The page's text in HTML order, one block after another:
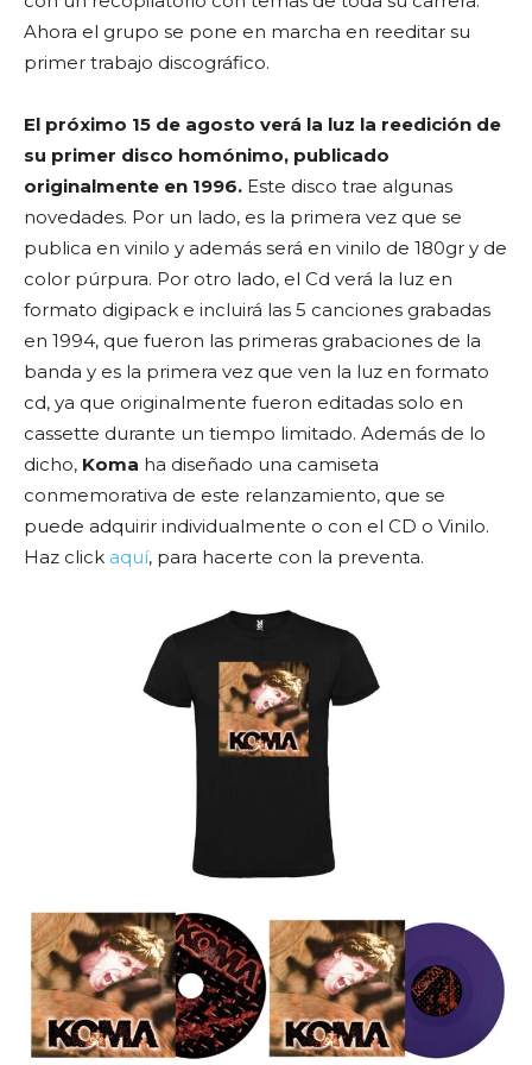
Ahora el grupo se pone en marcha en reeditar su
primer trabajo discográfico.
El próximo 15 de agosto verá la luz la reedición de
su primer disco homónimo, publicado
originalmente en 1996. Este disco trae algunas
novedades. Por un lado, es la primera vez que se
publica en vinilo y además será en vinilo de 180gr y de
color púrpura. Por otro lado, el Cd verá la luz en
formato digipack e incluirá las 5 canciones grabadas
en 1994, que fueron las primeras grabaciones de la
banda y es la primera vez que ven la luz en formato
cd, ya que originalmente fueron editadas solo en
cassette durante un tiempo limitado. Además de lo
dicho, Koma ha diseñado una camiseta
conmemorativa de este relanzamiento, que se
puede adquirir individualmente o con el CD o Vinilo.
Haz click aquí, para hacerte con la preventa.